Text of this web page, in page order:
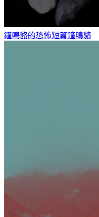
鐘鳴貉的恐怖短篇鐘鳴貉